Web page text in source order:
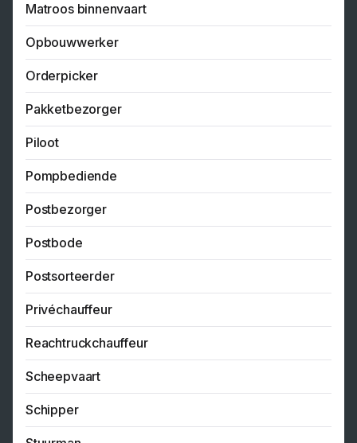
Matroos binnenvaart
Opbouwwerker
Orderpicker
Pakketbezorger
Piloot
Pompbediende
Postbezorger
Postbode
Postsorteerder
Privéchauffeur
Reachtruckchauffeur
Scheepvaart
Schipper